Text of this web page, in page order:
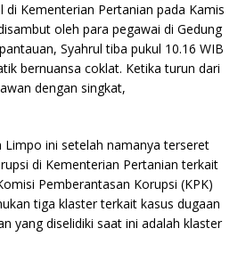
di Kementerian Pertanian pada Kamis
oleh para pegawai di Gedung
Syahrul tiba pukul 10.16 WIB
bernuansa coklat. Ketika turun dari
dengan singkat,
Limpo ini setelah namanya terseret
di Kementerian Pertanian terkait
Pemberantasan Korupsi (KPK)
tiga klaster terkait kasus dugaan
yang diselidiki saat ini adalah klaster